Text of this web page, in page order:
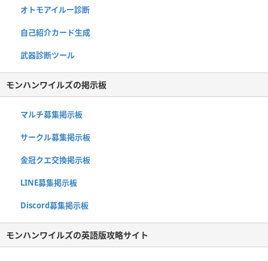
オトモアイルー診断
自己紹介カード生成
武器診断ツール
モンハンワイルズの掲示板
マルチ募集掲示板
サークル募集掲示板
金冠クエ交換掲示板
LINE募集掲示板
Discord募集掲示板
モンハンワイルズの英語版攻略サイト